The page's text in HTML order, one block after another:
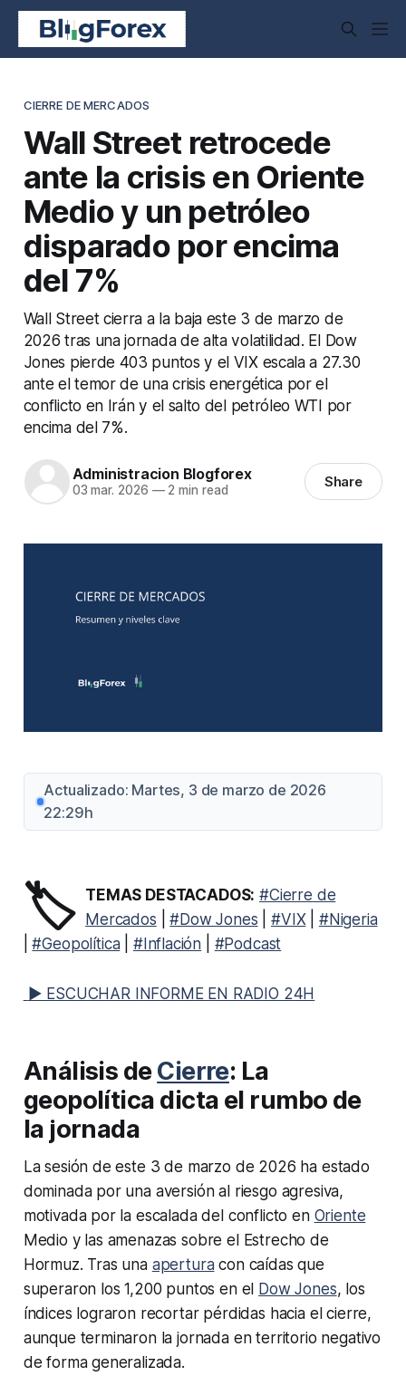
CIERRE DE MERCADOS
Wall Street retrocede
ante la crisis en Oriente
Medio y un petróleo
disparado por encima
del 7%
Wall Street cierra a la baja este 3 de marzo de
2026 tras una jornada de alta volatilidad. El Dow
Jones pierde 403 puntos y el VIX escala a 27.30
ante el temor de una crisis energética por el
conflicto en Irán y el salto del petróleo WTI por
encima del 7%.
Administracion Blogforex
03 mar. 2026 —2 min read Share
Actualizado: Martes, 3 de marzo de 2026
22:29h
🏷️ TEMAS DESTACADOS: #Cierre de
Mercados |#Dow Jones |#VIX| #Nigeria
|#Geopolítica| #Inflación #Podcast
▶ ESCUCHAR INFORME EN RADIO 24H
Análisis deCierre: La
geopolítica dicta el rumbo de
la jornada
La sesión de este 3 de marzo de 2026 ha estado
dominada por una aversión al riesgo agresiva,
motivada por la escalada del conflicto en Oriente
Medio y las amenazas sobre el Estrecho de
Hormuz. Tras una aperturacon caídas que
superaron los 1,200 puntos en el Dow Jones, los
índices lograron recortar pérdidas hacia el cierre,
aunque terminaron la jornada en territorio negativo
de forma generalizada.